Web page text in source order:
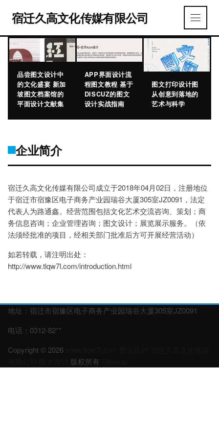
宿迁久高文化传媒有限公司
品尝图文设计中
的文化盛宴 新加
坡图文档案馆的
平面设计文献集
APP界面设计流
程图文教程 基于
DISCUZ的图文
设计实战指南
图文打印设计图
从创意到落地的
艺术与科学
企业简介
宿迁久高文化传媒有限公司成立于2018年04月02日，注册地位
于宿迁市宿豫区电子商务产业园瑞谷大厦305室JZ0091，法定
代表人为路通鑫。经营范围包括文化艺术交流咨询、策划；商
务信息咨询；企业管理咨询；图文设计；展览展示服务。（依
法须经批准的项目，经相关部门批准后方可开展经营活动）
如若转载，请注明出处：
http://www.tlqw7l.com/introduction.html
地址：宿迁市宿豫区电子商务产业园瑞谷大厦305室JZ0091
电话：0312-82**
Copyright © 2026
版权所有